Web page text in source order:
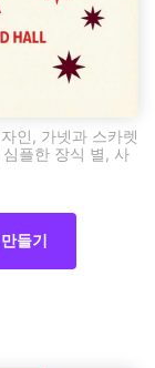
인, 가넷과 스카렛
플한 장식 별, 사
들기